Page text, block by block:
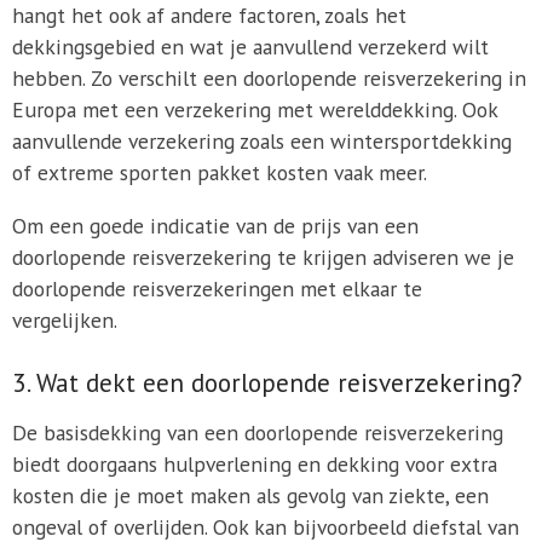
hangt het ook af andere factoren, zoals het
dekkingsgebied en wat je aanvullend verzekerd wilt
hebben. Zo verschilt een doorlopende reisverzekering in
Europa met een verzekering met werelddekking. Ook
aanvullende verzekering zoals een wintersportdekking
of extreme sporten pakket kosten vaak meer.
Om een goede indicatie van de prijs van een
doorlopende reisverzekering te krijgen adviseren we je
doorlopende reisverzekeringen met elkaar te
vergelijken.
3. Wat dekt een doorlopende reisverzekering?
De basisdekking van een doorlopende reisverzekering
biedt doorgaans hulpverlening en dekking voor extra
kosten die je moet maken als gevolg van ziekte, een
ongeval of overlijden. Ook kan bijvoorbeeld diefstal van